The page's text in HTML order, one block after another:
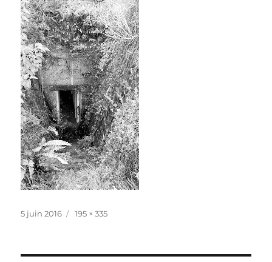
Publié
5 juin 2016
Taille
195 × 335